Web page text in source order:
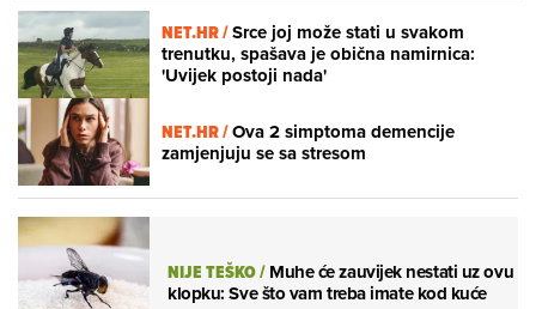
NET.HR /Srce joj može stati u svakom
trenutku, spašava je obična namirnica:
'Uvijek postoji nada'
NET.HR /Ova 2 simptoma demencije
zamjenjuju se sa stresom
NIJE TEŠKO/Muhe će zauvijek nestati uz ovu
klopku: Sve što vam treba imate kod kuće